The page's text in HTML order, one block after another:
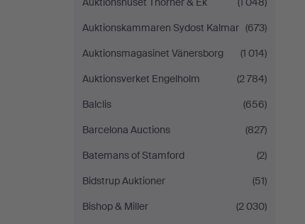
Auktionskammaren Sydost Kalmar (673)
Auktionsmagasinet Vänersborg
(1 014)
Auktionsverket Engelholm
(2 784)
Balclis
(656)
Barcelona Auctions
(827)
Batemans of Stamford
(2)
Bidstrup Auktioner
(51)
Bishop & Miller
(2 030)